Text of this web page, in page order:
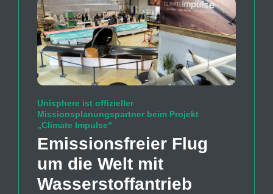
Unisphere ist offizieller
Missionsplanungspartner beim Projekt
„Climate Impulse“
Emissions­freier Flug
um die Welt mit
Wasserstoff­antrieb